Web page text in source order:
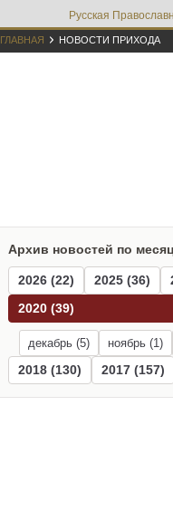
Русская
ГЛАВНАЯ  НОВОСТИ ПРИХОДА
Архив новостей по
2026 (22) 2025 (36)
2020 (39)
декабрь (5) ноябрь (1)
2018 (130) 2017 (157)